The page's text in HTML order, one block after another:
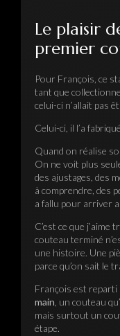
Le plaisir
premier
Pour François, ce
tant que
celui-ci n’allait pas
Celui-ci, il l’a
Quand on réalise
On ne voit plus
des ajustages, des
à comprendre, des
a fallu pour arriver
C’est ce que
couteau terminé
une histoire. Une
parce qu’on sait le
François est reparti
main , un couteau
mais surtout un
étape.